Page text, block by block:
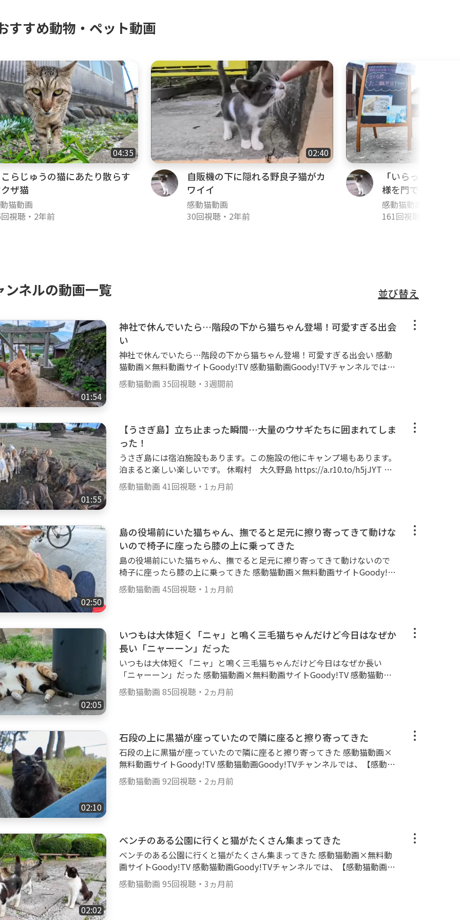
すすめ動物・ペット動画
04:35
らじゅうの猫にあたり散らす
ザ猫
猫動画
視聴 ・ 2年前
02:40
自販機の下に隠れる野良子猫がカ
ワイイ
感動猫動画
30回視聴 ・ 2年前
「いらっしゃい
様を門で出迎える
る
感動猫動画
161回視聴
ンネルの動画一覧 並び替え
01:54
神社で休んでいたら…階段の下から猫ちゃん登場！可愛すぎる出会
い
神社で休んでいたら…階段の下から猫ちゃん登場！可愛すぎる出会い 感動
猫動画×無料動画サイトGoody!TV 感動猫動画Goody!TVチャンネルでは、
【感動猫動画Special Selection】と称して昔の感動猫動画の再アップロー
ドも行ってます。 ぜひご覧ください。 httpsgoody-tv.onlinechannel3 ■■
らり散歩を中心に、猫島等もよく訪問します。 三毛猫、黒猫、茶トラ、ブ
チ猫、黒ブチ、白ブチ、サバトラ、縞模様と多種多様な猫ちゃん達が大集
合！ ゴロゴロ、ナデナデ、ゴロンゴロン。カワイイかわいい猫ちゃん・子
猫ちゃんがいっぱいモフられにやってきます。 ナデナデするとゴロゴロ喉
を鳴らす、膝の上に乗ってくる、猫の爪とぎ、ねこじゃらし、雨の日の子猫
達等、可愛い癒され猫動画がいっぱいです。 httpsgoody-tv.onlinechannel
andounekodouga Facebook： httpswww.facebook.com%E6%84%9F%E
5%8B%95%E7%8C%AB%E5%8B%95%E7%94%BB-182772309090073 T
ikTok： httpswww.tiktok.com@kandounekodouga
感動猫動画 35回視聴 ・ 3週間前
01:55
【うさぎ島】立ち止まった瞬間…大量のウサギたちに囲まれてしま
った！
うさぎ島には宿泊施設もあります。この施設の他にキャンプ場もあります。
泊まると楽しい楽しいです。 休暇村 大久野島 https://a.r10.to/h5jJYT 感
動猫動画×無料動画サイトGoody!TV 感動猫動画Goody!TVチャンネルで
は、【感動猫動画Special Selection】と称して昔の感動猫動画の再アップ
ャンネルの猫達🐈 ■■■■■■■■■■■■■■■■■■■■■ 野良猫探
索ぶらり散歩を中心に、猫島等もよく訪問します。 三毛猫、黒猫、茶ト
ラ、ブチ猫、黒ブチ、白ブチ、サバトラ、縞模様と多種多様な猫ちゃん達が
大集合！ ゴロゴロ、ナデナデ、ゴロンゴロン。カワイイかわいい猫ちゃ
ん・子猫ちゃんがいっぱいモフられにやってきます。 ナデナデするとゴロ
ゴロ喉を鳴らす、膝の上に乗ってくる、猫の爪とぎ、ねこじゃらし、雨の日
r： httpstwitter.comkandounekodouga Instagram： httpswww.instagra
m.comkandounekodouga Facebook： httpswww.facebook.com%E6%8
4%9F%E5%8B%95%E7%8C%AB%E5%8B%95%E7%94%BB-182772309
090073 TikTok： httpswww.tiktok.com@kandounekodouga
感動猫動画 41回視聴 ・ 1ヵ月前
02:50
島の役場前にいた猫ちゃん、撫でると足元に擦り寄ってきて動けな
いので椅子に座ったら膝の上に乗ってきた
島の役場前にいた猫ちゃん、撫でると足元に擦り寄ってきて動けないので
椅子に座ったら膝の上に乗ってきた 感動猫動画×無料動画サイトGoody!TV
感動猫動画Goody!TVチャンネルでは、【感動猫動画Special Selection】と
称して昔の感動猫動画の再アップロードも行ってます。 ぜひご覧くださ
■■■■■■■■■■■■ 野良猫探索ぶらり散歩を中心に、猫島等もよく
訪問します。 三毛猫、黒猫、茶トラ、ブチ猫、黒ブチ、白ブチ、サバト
ラ、縞模様と多種多様な猫ちゃん達が大集合！ ゴロゴロ、ナデナデ、ゴロ
ンゴロン。カワイイかわいい猫ちゃん・子猫ちゃんがいっぱいモフられにや
ってきます。 ナデナデするとゴロゴロ喉を鳴らす、膝の上に乗ってくる、
猫の爪とぎ、ねこじゃらし、雨の日の子猫達等、可愛い癒され猫動画がいっ
Instagram： httpswww.instagram.comkandounekodouga Facebook： ht
tpswww.facebook.com%E6%84%9F%E5%8B%95%E7%8C%AB%E5%8
B%95%E7%94%BB-182772309090073 TikTok： httpswww.tiktok.com
@kandounekodouga
感動猫動画 45回視聴 ・ 1ヵ月前
02:05
いつもは大体短く「ニャ」と鳴く三毛猫ちゃんだけど今日はなぜか
長い「ニャーーン」だった
いつもは大体短く「ニャ」と鳴く三毛猫ちゃんだけど今日はなぜか長い
「ニャーーン」だった 感動猫動画×無料動画サイトGoody!TV 感動猫動画G
oody!TVチャンネルでは、【感動猫動画Special Selection】と称して昔の
感動猫動画の再アップロードも行ってます。 ぜひご覧ください。 httpsgoo
■■■■■ 野良猫探索ぶらり散歩を中心に、猫島等もよく訪問します。 三
毛猫、黒猫、茶トラ、ブチ猫、黒ブチ、白ブチ、サバトラ、縞模様と多種多
様な猫ちゃん達が大集合！ ゴロゴロ、ナデナデ、ゴロンゴロン。カワイイ
かわいい猫ちゃん・子猫ちゃんがいっぱいモフられにやってきます。 ナデ
ナデするとゴロゴロ喉を鳴らす、膝の上に乗ってくる、猫の爪とぎ、ねこじ
www.instagram.comkandounekodouga Facebook： httpswww.faceboo
k.com%E6%84%9F%E5%8B%95%E7%8C%AB%E5%8B%95%E7%94%B
B-182772309090073 TikTok： httpswww.tiktok.com@kandounekodoug
感動猫動画 85回視聴 ・ 2ヵ月前
02:10
石段の上に黒猫が座っていたので隣に座ると擦り寄ってきた
石段の上に黒猫が座っていたので隣に座ると擦り寄ってきた 感動猫動画×
無料動画サイトGoody!TV 感動猫動画Goody!TVチャンネルでは、【感動猫
動画Special Selection】と称して昔の感動猫動画の再アップロードも行っ
てます。 ぜひご覧ください。 httpsgoody-tv.onlinechannel3 ■■■■■■
ブチ、白ブチ、サバトラ、縞模様と多種多様な猫ちゃん達が大集合！ ゴロ
ゴロ、ナデナデ、ゴロンゴロン。カワイイかわいい猫ちゃん・子猫ちゃんが
いっぱいモフられにやってきます。 ナデナデするとゴロゴロ喉を鳴らす、
膝の上に乗ってくる、猫の爪とぎ、ねこじゃらし、雨の日の子猫達等、可愛
い癒され猫動画がいっぱいです。 httpsgoody-tv.onlinechannel3 ■■■■
感動猫動画 92回視聴 ・ 2ヵ月前
02:02
ベンチのある公園に行くと猫がたくさん集まってきた
ベンチのある公園に行くと猫がたくさん集まってきた 感動猫動画×無料動
画サイトGoody!TV 感動猫動画Goody!TVチャンネルでは、【感動猫動画Sp
ecial Selection】と称して昔の感動猫動画の再アップロードも行ってます。
ぜひご覧ください。 httpsgoody-tv.onlinechannel3 ■■■■■■■■■■
感動猫動画 95回視聴 ・ 3ヵ月前